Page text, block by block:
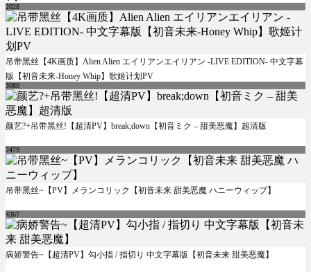
2028
吊带黑丝【4K画质】Alien Alien エイリアンエイリアン -LIVE EDITION- 中文字幕
版【初音未来-Honey Whip】歌姬计划PV
3080
颜艺?+吊带黑丝!【超清PV】break;down【初音ミク – 甜美恶魔】超清版
2479
吊带黑丝~【PV】メランコリック【初音未来 甜美恶魔 ハニーウィップ】
4367
病娇警告~【超清PV】勾小指 / 指切り 中文字幕版【初音未来 甜美恶魔】